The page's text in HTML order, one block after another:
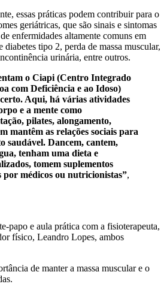
essas práticas podem contribuir para o
geriátricas, que são sinais e sintomas
enfermidades altamente comuns em
diabetes tipo 2, perda de massa muscular,
urinária, entre outros.
o Ciapi (Centro Integrado
com Deficiência e ao Idoso)
Aqui, há várias atividades
e a mente como
pilates, alongamento,
mantêm as relações sociais para
saudável. Dancem, cantem,
tenham uma dieta e
tomem suplementos
por médicos ou nutricionistas”,
papo e aula prática com a fisioterapeuta,
físico, Leandro Lopes, ambos
de manter a massa muscular e o